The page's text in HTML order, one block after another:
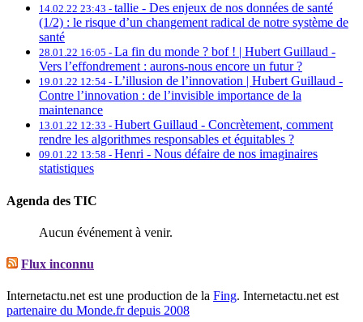
14.02.22 23:43 - tallie - Des enjeux de nos données de santé
(1/2) : le risque d’un changement radical de notre système de
santé
28.01.22 16:05 - La fin du monde ? bof ! | Hubert Guillaud -
Vers l’effondrement : aurons-nous encore un futur ?
19.01.22 12:54 - L’illusion de l’innovation | Hubert Guillaud -
Contre l’innovation : de l’invisible importance de la
maintenance
13.01.22 12:33 - Hubert Guillaud - Concrètement, comment
rendre les algorithmes responsables et équitables ?
09.01.22 13:58 - Henri - Nous défaire de nos imaginaires
statistiques
Agenda des TIC
Aucun événement à venir.
Flux inconnu
Internetactu.net est une production de la Fing. Internetactu.net est
partenaire du Monde.fr depuis 2008